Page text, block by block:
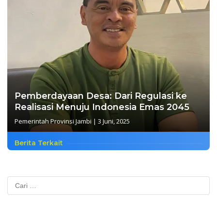
Pemberdayaan Desa: Dari Regulasi ke
Realisasi Menuju Indonesia Emas 2045
Pemerintah Provinsi Jambi | 3 Juni, 2025
Berita Terkait